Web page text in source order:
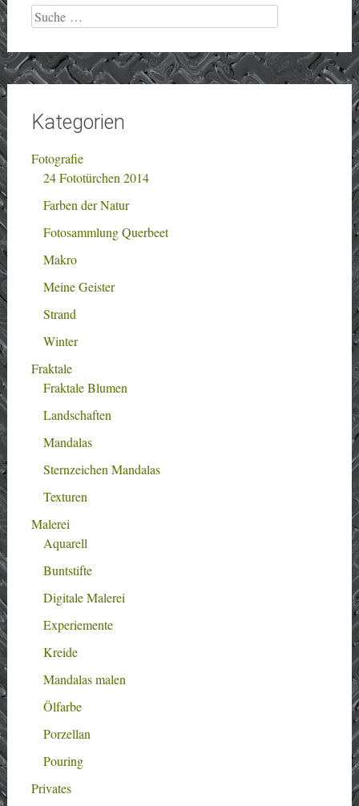
Suche
nach:
Kategorien
Fotografie
24 Fototürchen 2014
Farben der Natur
Fotosammlung Querbeet
Makro
Meine Geister
Strand
Winter
Fraktale
Fraktale Blumen
Landschaften
Mandalas
Sternzeichen Mandalas
Texturen
Malerei
Aquarell
Buntstifte
Digitale Malerei
Experiemente
Kreide
Mandalas malen
Ölfarbe
Porzellan
Pouring
Privates